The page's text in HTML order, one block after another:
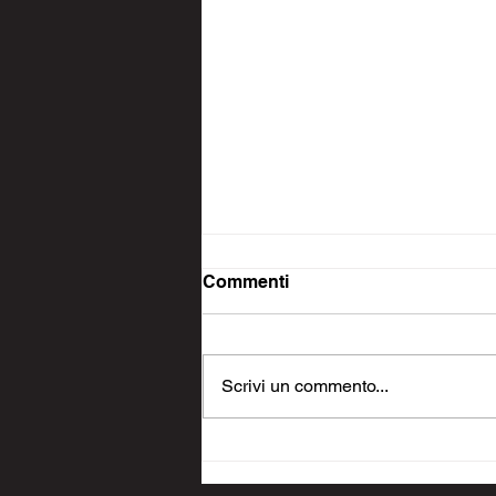
Commenti
Scrivi un commento...